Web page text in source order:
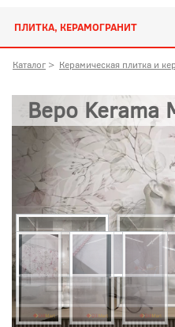
ПЛИТКА, КЕРАМОГРАНИТ
Каталог > Керамическая плитка и
Веро Kerama